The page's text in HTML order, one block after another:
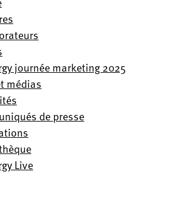
journée marketing 2025
médias
de presse
Live